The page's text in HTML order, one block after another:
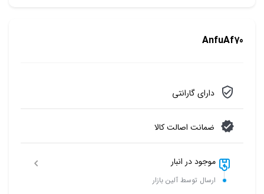
AnfuAf70
دارای گارانتی
ضمانت اصالت کالا
موجود در انبار
ارسال توسط آلین بازار